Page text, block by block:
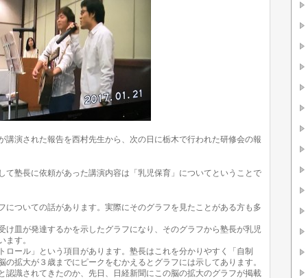
講演された報告を西村先生から、次の日に栃木で行われた研修会の報
て塾長に依頼があった講演内容は「乳児保育」についてということで
についての話があります。実際にそのグラフを見たことがある方も多
け皿が発達するかを示したグラフになり、そのグラフから塾長が乳児
ます。
ール」という項目があります。塾長はこれを分かりやすく「自制
拡大が３歳までにピークをむかえるとグラフには示してあります。
認識されてきたのか、先日、日経新聞にこの脳の拡大のグラフが掲載